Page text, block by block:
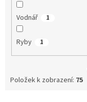
Vodnář 1
Ryby 1
Položek k zobrazení: 75